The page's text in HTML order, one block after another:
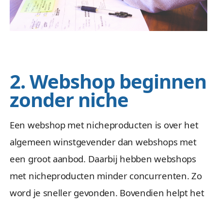
2. Webshop beginnen
zonder niche
Een webshop met nicheproducten is over het
algemeen winstgevender dan webshops met
een groot aanbod. Daarbij hebben webshops
met nicheproducten minder concurrenten. Zo
word je sneller gevonden. Bovendien helpt het